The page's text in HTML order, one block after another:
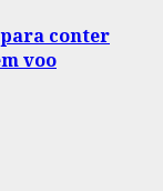
conter
voo